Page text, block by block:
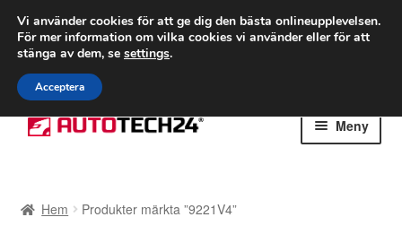
FRAKT från 75 kr
Världsomspännande frakt
Ring 766 924 713
Hoppa
till
Hoppa
till
Meny
Betalningar
Hem Produkter märkta ”9221V4”
Vi använder cookies för att ge dig den bästa onlineupplevelsen.
För mer information om vilka cookies vi använder eller för att
stänga av dem, se settings.
Acceptera